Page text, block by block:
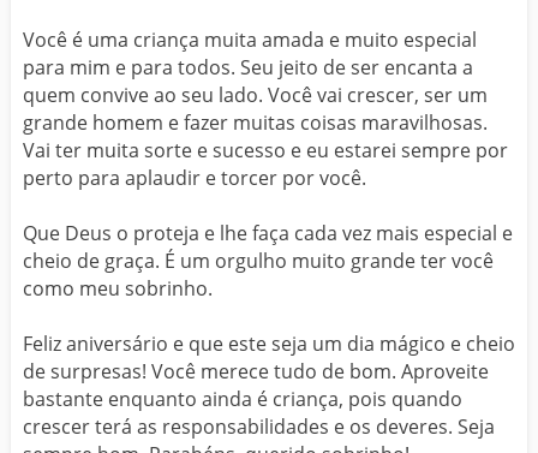
Você é uma criança muita amada e muito especial
para mim e para todos. Seu jeito de ser encanta a
quem convive ao seu lado. Você vai crescer, ser um
grande homem e fazer muitas coisas maravilhosas.
Vai ter muita sorte e sucesso e eu estarei sempre por
perto para aplaudir e torcer por você.
Que Deus o proteja e lhe faça cada vez mais especial e
cheio de graça. É um orgulho muito grande ter você
como meu sobrinho.
Feliz aniversário e que este seja um dia mágico e cheio
de surpresas! Você merece tudo de bom. Aproveite
bastante enquanto ainda é criança, pois quando
crescer terá as responsabilidades e os deveres. Seja